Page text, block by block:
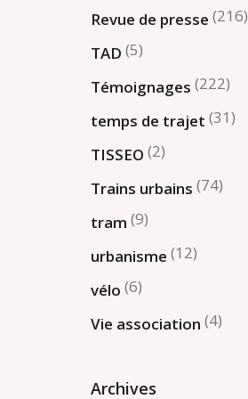
Revue de presse (216)
TAD (5)
Témoignages (222)
temps de trajet (31)
TISSEO (2)
Trains urbains (74)
tram (9)
urbanisme (12)
vélo (6)
Vie association (4)
Archives